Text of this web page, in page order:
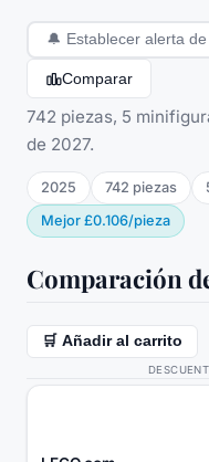
🔔 Establecer alerta
Comparar
742 piezas, 5
de 2027.
2025 742 piezas
Mejor £0.106/pieza
Comparación
🛒 Añadir al carrito